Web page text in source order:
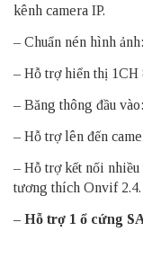
kênh camera IP.
– Chuẩn nén hình
– Hỗ trợ hiển thị 1CH
– Băng thông đầu
– Hỗ trợ lên đến
– Hỗ trợ kết nối nhiều
tương thích Onvif 2.4.
– Hỗ trợ 1 ổ cứng